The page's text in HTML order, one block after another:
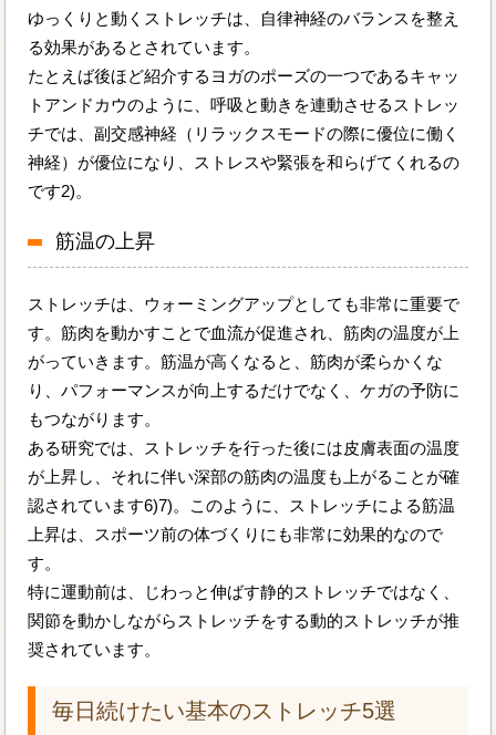
ゆっくりと動くストレッチは、自律神経のバランスを整え
る効果があるとされています。
たとえば後ほど紹介するヨガのポーズの一つであるキャッ
トアンドカウのように、呼吸と動きを連動させるストレッ
チでは、副交感神経（リラックスモードの際に優位に働く
神経）が優位になり、ストレスや緊張を和らげてくれるの
です2)。
筋温の上昇
ストレッチは、ウォーミングアップとしても非常に重要で
す。筋肉を動かすことで血流が促進され、筋肉の温度が上
がっていきます。筋温が高くなると、筋肉が柔らかくな
り、パフォーマンスが向上するだけでなく、ケガの予防に
もつながります。
ある研究では、ストレッチを行った後には皮膚表面の温度
が上昇し、それに伴い深部の筋肉の温度も上がることが確
認されています6)7)。このように、ストレッチによる筋温
上昇は、スポーツ前の体づくりにも非常に効果的なので
す。
特に運動前は、じわっと伸ばす静的ストレッチではなく、
関節を動かしながらストレッチをする動的ストレッチが推
奨されています。
毎日続けたい基本のストレッチ5選